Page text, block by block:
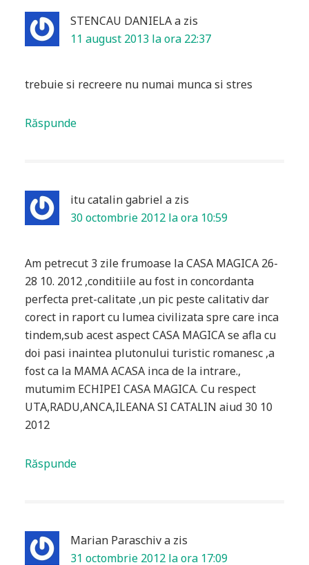
STENCAU DANIELAa zis
11 august 2013 la ora 22:37
trebuie si recreere nu numai munca si stres
Răspunde
itu catalin gabriel a zis
30 octombrie 2012 la ora 10:59
Am petrecut 3 zile frumoase la CASA MAGICA 26-
28 10. 2012 ,conditiile au fost in concordanta
perfecta pret-calitate ,un pic peste calitativ dar
corect in raport cu lumea civilizata spre care inca
tindem,sub acest aspect CASA MAGICA se afla cu
doi pasi inaintea plutonului turistic romanesc ,a
fost ca la MAMA ACASA inca de la intrare.,
mutumim ECHIPEI CASA MAGICA. Cu respect
UTA,RADU,ANCA,ILEANA SI CATALIN aiud 30 10
2012
Răspunde
Marian Paraschiva zis
31 octombrie 2012 la ora 17:09